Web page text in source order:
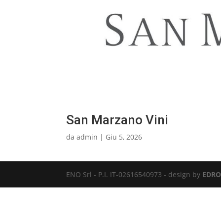
San Marzano Vini
daadmin | Giu 5, 2026
ENO Srl - P.I. IT-02616540973 - design by